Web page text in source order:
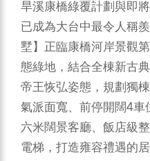
旱溪康橋綠覆計劃與即
已成為大台中最令人稱
墅】正臨康橋河岸景觀
態綠地，結合全棟新古
帝王恢弘姿態，規劃獨
氣派面寬、前停開闊4車
六米闊景客廳、飯店級
電梯，打造雍容禮遇的